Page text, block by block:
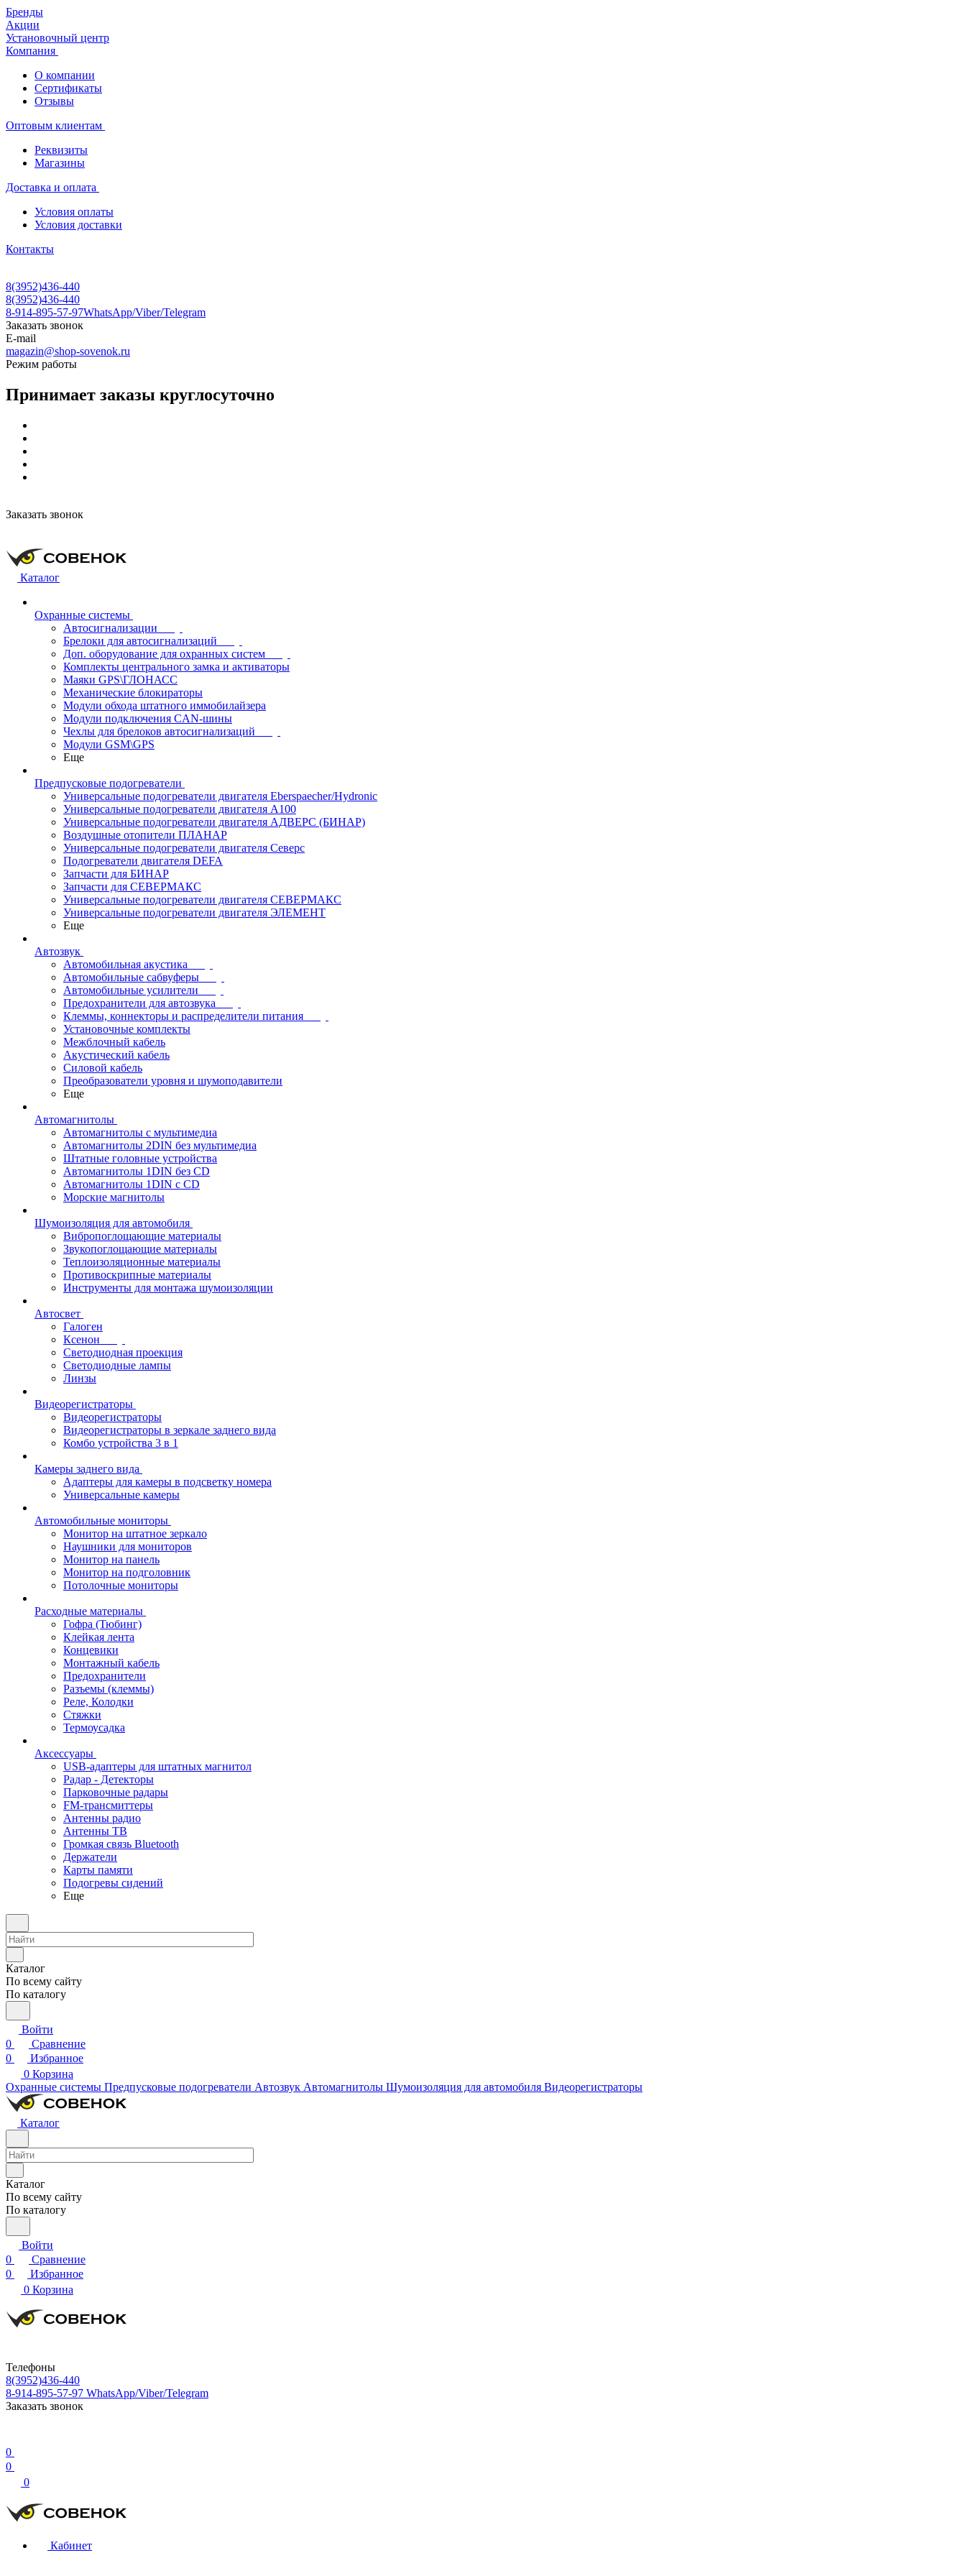
Бренды
Акции
Установочный центр
Компания
О компании
Сертификаты
Отзывы
Оптовым клиентам
Реквизиты
Магазины
Доставка и оплата
Условия оплаты
Условия доставки
Контакты
8(3952)436-440
8(3952)436-440
8-914-895-57-97WhatsApp/Viber/Telegram
Заказать звонок
E-mail
magazin@shop-sovenok.ru
Режим работы
Принимает заказы круглосуточно
Заказать звонок
Каталог
Охранные системы
Автосигнализации
Брелоки для автосигнализаций
Доп. оборудование для охранных систем
Комплекты центрального замка и активаторы
Маяки GPS\ГЛОНАСС
Механические блокираторы
Модули обхода штатного иммобилайзера
Модули подключения CAN-шины
Чехлы для брелоков автосигнализаций
Модули GSM\GPS
Еще
Предпусковые подогреватели
Универсальные подогреватели двигателя Eberspaecher/Hydronic
Универсальные подогреватели двигателя A100
Универсальные подогреватели двигателя АДВЕРС (БИНАР)
Воздушные отопители ПЛАНАР
Универсальные подогреватели двигателя Северс
Подогреватели двигателя DEFA
Запчасти для БИНАР
Запчасти для СЕВЕРМАКС
Универсальные подогреватели двигателя СЕВЕРМАКС
Универсальные подогреватели двигателя ЭЛЕМЕНТ
Еще
Автозвук
Автомобильная акустика
Автомобильные сабвуферы
Автомобильные усилители
Предохранители для автозвука
Клеммы, коннекторы и распределители питания
Установочные комплекты
Межблочный кабель
Акустический кабель
Силовой кабель
Преобразователи уровня и шумоподавители
Еще
Автомагнитолы
Автомагнитолы с мультимедиа
Автомагнитолы 2DIN без мультимедиа
Штатные головные устройства
Автомагнитолы 1DIN без CD
Автомагнитолы 1DIN с CD
Морские магнитолы
Шумоизоляция для автомобиля
Вибропоглощающие материалы
Звукопоглощающие материалы
Теплоизоляционные материалы
Противоскрипные материалы
Инструменты для монтажа шумоизоляции
Автосвет
Галоген
Ксенон
Светодиодная проекция
Светодиодные лампы
Линзы
Видеорегистраторы
Видеорегистраторы
Видеорегистраторы в зеркале заднего вида
Комбо устройства 3 в 1
Камеры заднего вида
Адаптеры для камеры в подсветку номера
Универсальные камеры
Автомобильные мониторы
Монитор на штатное зеркало
Наушники для мониторов
Монитор на панель
Монитор на подголовник
Потолочные мониторы
Расходные материалы
Гофра (Тюбинг)
Клейкая лента
Концевики
Монтажный кабель
Предохранители
Разъемы (клеммы)
Реле, Колодки
Стяжки
Термоусадка
Аксессуары
USB-адаптеры для штатных магнитол
Радар - Детекторы
Парковочные радары
FM-трансмиттеры
Антенны радио
Антенны ТВ
Громкая связь Bluetooth
Держатели
Карты памяти
Подогревы сидений
Еще
Каталог
По всему сайту
По каталогу
Войти
0
Сравнение
0
Избранное
0 Корзина
Охранные системы Предпусковые подогреватели Автозвук Автомагнитолы Шумоизоляция для автомобиля Видеорегистраторы
Каталог
Каталог
По всему сайту
По каталогу
Войти
0
Сравнение
0
Избранное
0 Корзина
Телефоны
8(3952)436-440
8-914-895-57-97 WhatsApp/Viber/Telegram
Заказать звонок
0
0
0
Кабинет